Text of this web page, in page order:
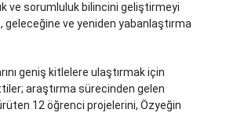
ve sorumluluk bilincini geliştirmeyi
geleceğine ve yeniden yabanlaştırma
geniş kitlelere ulaştırmak için
araştırma sürecinden gelen
12 öğrenci projelerini, Özyeğin